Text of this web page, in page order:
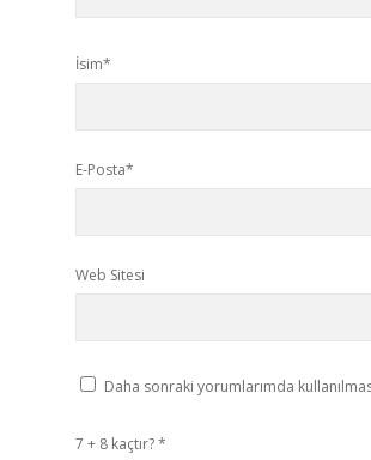
İsim*
E-Posta*
Web Sitesi
Daha sonraki yorumlarımda
7 + 8 kaçtır?*